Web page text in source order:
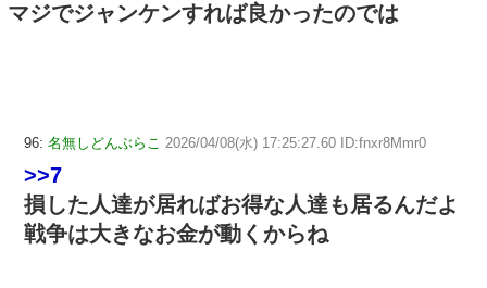
マジでジャンケンすれば良かったのでは
96: 名無しどんぶらこ 2026/04/08(水) 17:25:27.60 ID:fnxr8Mmr0
>>7
損した人達が居ればお得な人達も居るんだよ
戦争は大きなお金が動くからね